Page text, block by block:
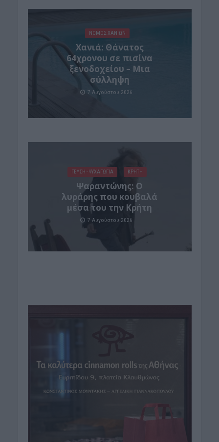
ΝΟΜΌΣ ΧΑΝΊΩΝ
Χανιά: Θάνατος
64χρονου σε πισίνα
ξενοδοχείου – Μια
σύλληψη
7 Αυγούστου 2026
ΓΕΎΣΗ - ΨΥΧΑΓΩΓΊΑ ΚΡΗΤΗ
Ψαραντώνης: Ο
λυράρης που κουβαλά
μέσα του την Κρήτη
7 Αυγούστου 2026